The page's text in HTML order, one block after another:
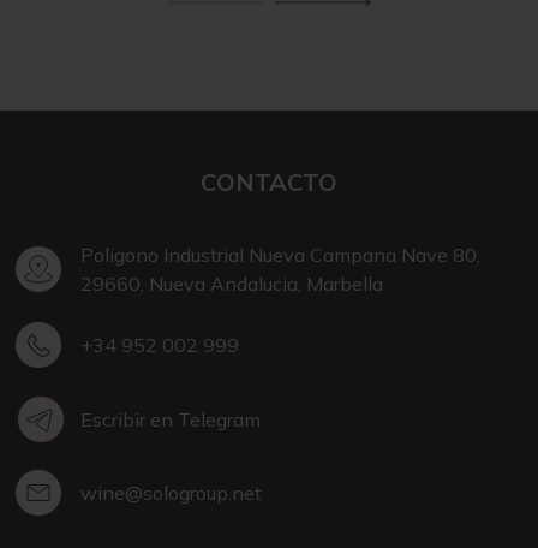
CONTACTO
Poligono Industrial Nueva Campana Nave 80,
29660, Nueva Andalucia, Marbella
+34 952 002 999
Escribir en Telegram
wine@sologroup.net